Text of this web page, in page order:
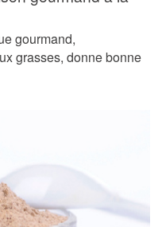
gourmand,
grasses, donne bonne